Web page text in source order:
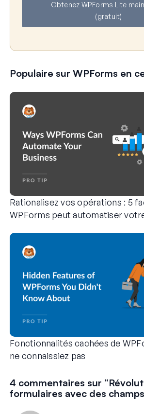
i
l
Obtenez WPForms Lite
(gratuit)
Populaire sur WPForms en
Rationalisez vos opérations : 5
WPForms peut automatiser
Fonctionnalités cachées de
ne connaissiez pas
4 commentaires sur “
formulaires avec des